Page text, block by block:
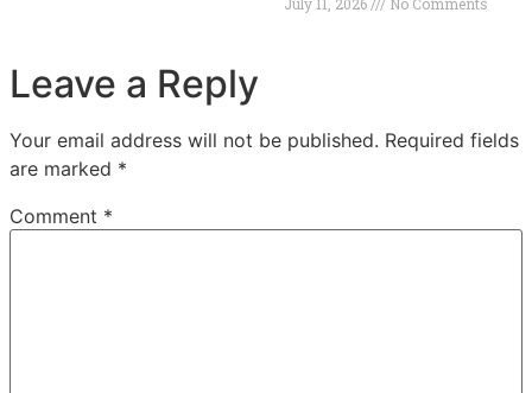
July 11, 2026 No Comments
Leave a Reply
Your email address will not be published. Required fields
are marked *
Comment *